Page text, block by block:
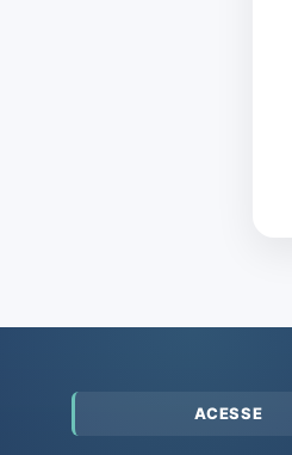
ACESSE